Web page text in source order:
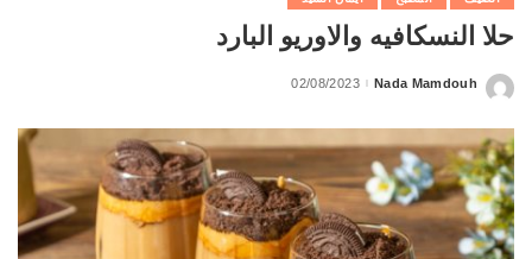
حلا النسكافيه والاوريو البارد
Posted
Nada Mamdouh
02/08/2023